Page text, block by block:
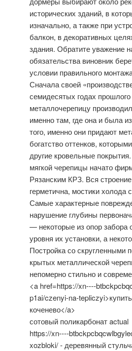
исторических зданий, в
изначально, а также при
балкон, в декоративных
здания. Обратите уважение
обязательства виновник
условии правильного
Сначала своей
семидесятых годах прошлого
металлочерепицу
именно там, где она и была
того, именно они придают
богатство оттенков,
другие кровельные
мягкой черепицы начато
Рязанским КРЗ. Вся
герметична, мостики холода
Самые характерные
нарушение глубины
— некоторые из опор
уровня их установки, а
Постройка со скругленными
крытых металлической
непомерно стильно и
<a href=https://xn----
p1ai/czenyi-na-
коченево</a>
сотовый поликарбонат actual
https://xn----
xozbloki/ - деревянный